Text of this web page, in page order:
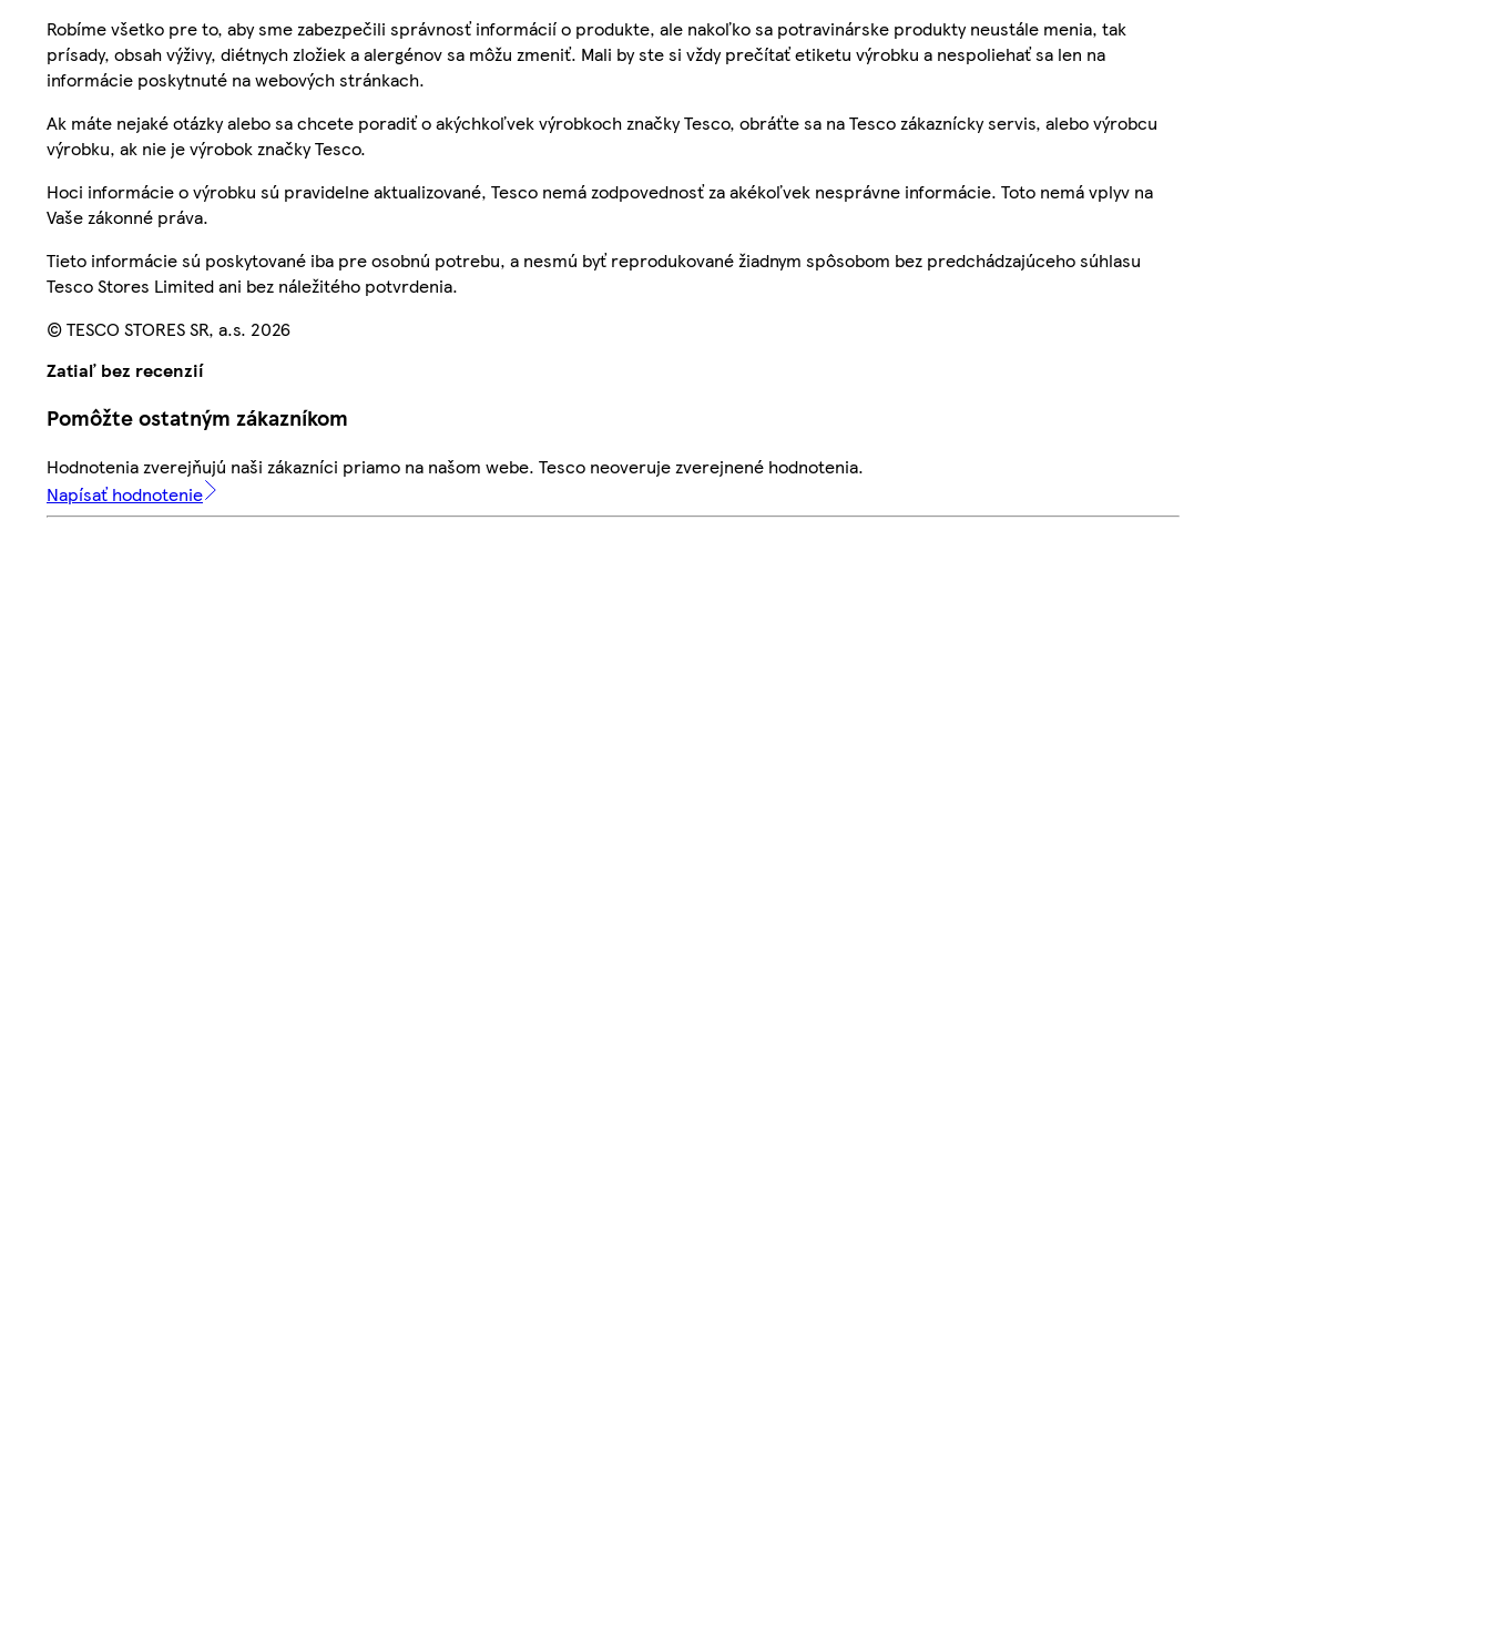
Robíme všetko pre to, aby sme zabezpečili správnosť informácií o produkte, ale nakoľko sa potravinárske produkty neustále menia, tak
prísady, obsah výživy, diétnych zložiek a alergénov sa môžu zmeniť. Mali by ste si vždy prečítať etiketu výrobku a nespoliehať sa len na
informácie poskytnuté na webových stránkach.
Ak máte nejaké otázky alebo sa chcete poradiť o akýchkoľvek výrobkoch značky Tesco, obráťte sa na Tesco zákaznícky servis, alebo výrobcu
výrobku, ak nie je výrobok značky Tesco.
Hoci informácie o výrobku sú pravidelne aktualizované, Tesco nemá zodpovednosť za akékoľvek nesprávne informácie. Toto nemá vplyv na
Vaše zákonné práva.
Tieto informácie sú poskytované iba pre osobnú potrebu, a nesmú byť reprodukované žiadnym spôsobom bez predchádzajúceho súhlasu
Tesco Stores Limited ani bez náležitého potvrdenia.
© TESCO STORES SR, a.s. 2026
Zatiaľ bez recenzií
Pomôžte ostatným zákazníkom
Hodnotenia zverejňujú naši zákazníci priamo na našom webe. Tesco neoveruje zverejnené hodnotenia.
Napísať hodnotenie